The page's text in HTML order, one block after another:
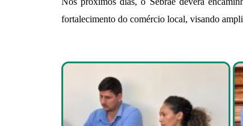
fortalecimento do comércio local, visando